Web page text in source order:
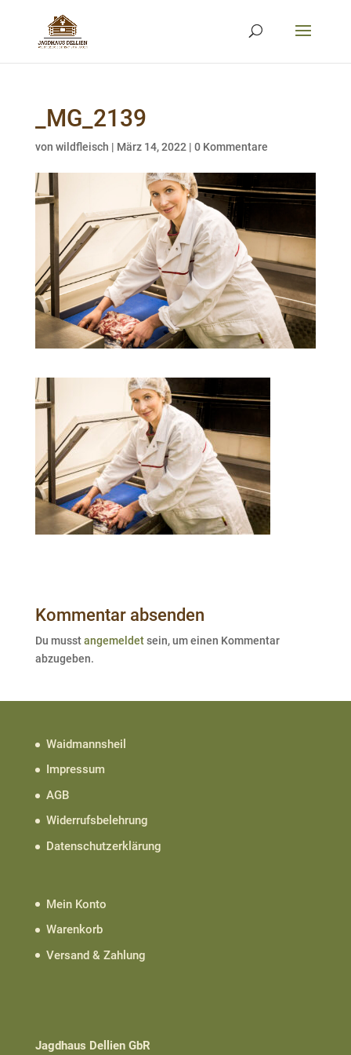
_MG_2139
von wildfleisch | März 14, 2022 | 0 Kommentare
Kommentar absenden
Du musstangemeldetsein, um einen Kommentar
abzugeben.
Waidmannsheil
Impressum
AGB
Widerrufsbelehrung
Datenschutzerklärung
Mein Konto
Warenkorb
Versand & Zahlung
Jagdhaus Dellien GbR